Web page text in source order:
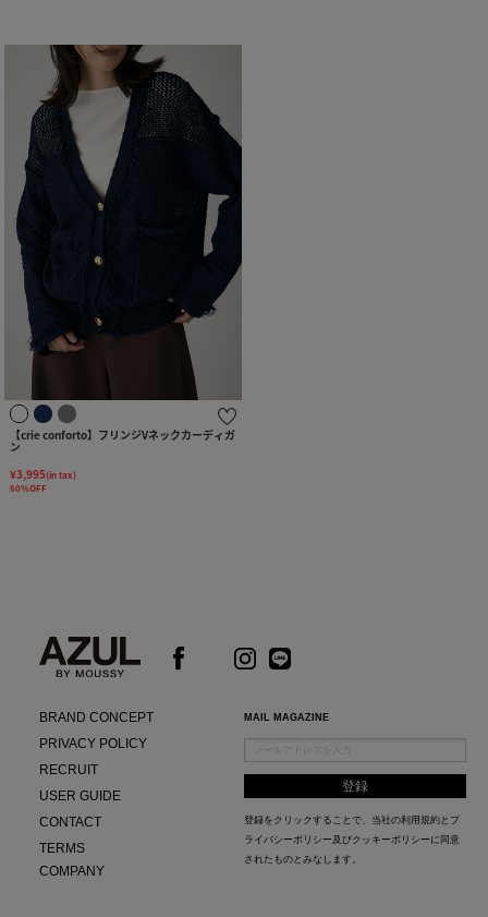
【crie conforto】フリンジVネックカーディガ
ン
¥3,995(in tax)
60%OFF
BRAND CONCEPT
PRIVACY POLICY
RECRUIT
USER GUIDE
CONTACT
TERMS
COMPANY
MAIL MAGAZINE
登録をクリックすることで、当社の利用規約と プ
ライバシーポリシー及びクッキーポリシー に同意
されたものとみなします。